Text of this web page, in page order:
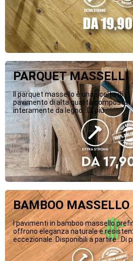
PARQUET MASSELLI
Il parquet massello è una scelta di
pavimento di alta qualità composta
interamente da legno...Di più
BAMBOO MASSELLO
I pavimenti in bamboo massello
offrono eleganza naturale e
eccezionale. Disponibili a partire...Di